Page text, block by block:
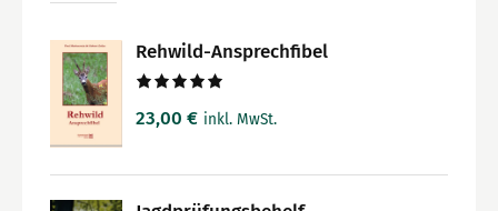
Rehwild-Ansprechfibel
mit5.00
23,00 € inkl. MwSt.